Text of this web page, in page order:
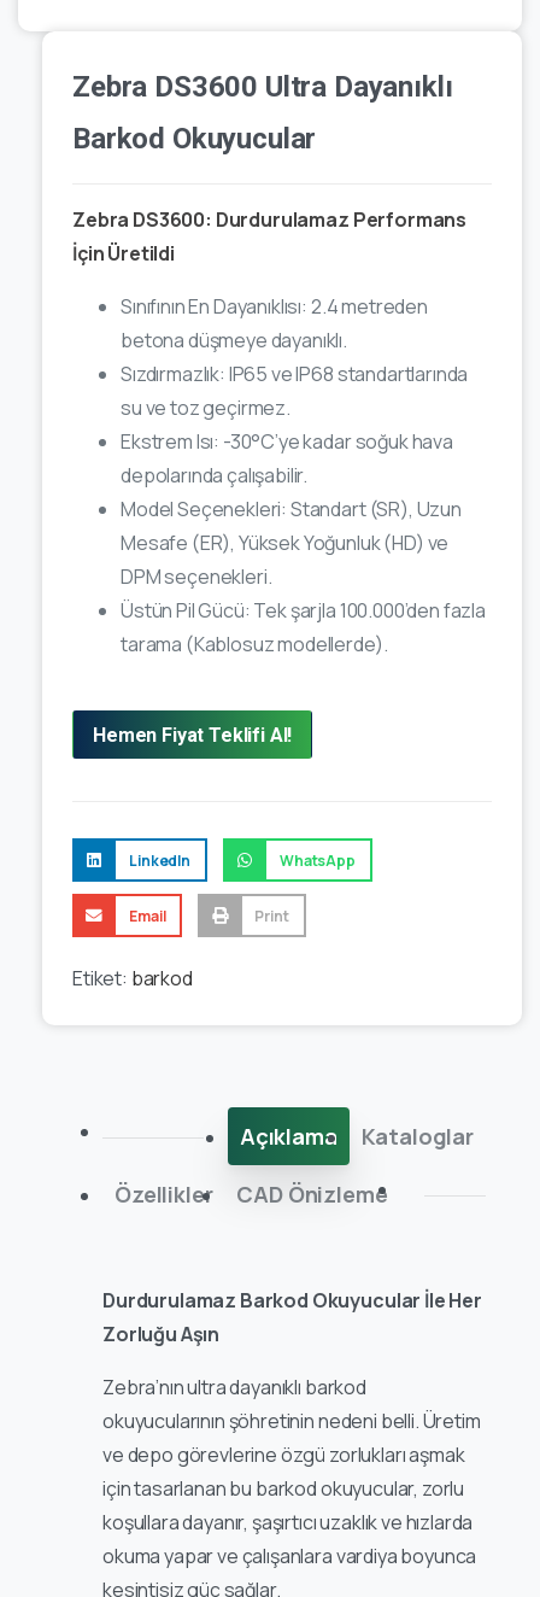
Zebra DS3600 Ultra Dayanıklı
Barkod Okuyucular
Zebra DS3600: Durdurulamaz Performans
İçin Üretildi
Sınıfının En Dayanıklısı: 2.4 metreden
betona düşmeye dayanıklı.
Sızdırmazlık: IP65 ve IP68 standartlarında
su ve toz geçirmez.
Ekstrem Isı: -30°C’ye kadar soğuk hava
depolarında çalışabilir.
Model Seçenekleri: Standart (SR), Uzun
Mesafe (ER), Yüksek Yoğunluk (HD) ve
DPM seçenekleri.
Üstün Pil Gücü: Tek şarjla 100.000’den fazla
tarama (Kablosuz modellerde).
Hemen Fiyat Teklifi Al!
LinkedIn WhatsApp
Email Print
Etiket: barkod
Açıklama
Kataloglar
Özellikler
CAD Önizleme
Durdurulamaz Barkod Okuyucular İle Her
Zorluğu Aşın
Zebra’nın ultra dayanıklı barkod
okuyucularının şöhretinin nedeni belli. Üretim
ve depo görevlerine özgü zorlukları aşmak
için tasarlanan bu barkod okuyucular, zorlu
koşullara dayanır, şaşırtıcı uzaklık ve hızlarda
okuma yapar ve çalışanlara vardiya boyunca
kesintisiz güç sağlar.